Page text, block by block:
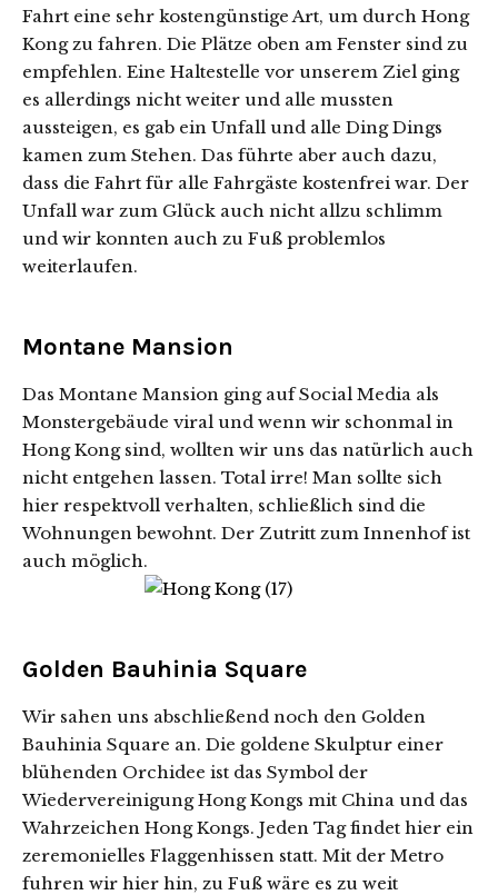
Fahrt eine sehr kostengünstige Art, um durch Hong
Kong zu fahren. Die Plätze oben am Fenster sind zu
empfehlen. Eine Haltestelle vor unserem Ziel ging
es allerdings nicht weiter und alle mussten
aussteigen, es gab ein Unfall und alle Ding Dings
kamen zum Stehen. Das führte aber auch dazu,
dass die Fahrt für alle Fahrgäste kostenfrei war. Der
Unfall war zum Glück auch nicht allzu schlimm
und wir konnten auch zu Fuß problemlos
weiterlaufen.
Montane Mansion
Das Montane Mansion ging auf Social Media als
Monstergebäude viral und wenn wir schonmal in
Hong Kong sind, wollten wir uns das natürlich auch
nicht entgehen lassen. Total irre! Man sollte sich
hier respektvoll verhalten, schließlich sind die
Wohnungen bewohnt. Der Zutritt zum Innenhof ist
auch möglich.
Golden Bauhinia Square
Wir sahen uns abschließend noch den Golden
Bauhinia Square an. Die goldene Skulptur einer
blühenden Orchidee ist das Symbol der
Wiedervereinigung Hong Kongs mit China und das
Wahrzeichen Hong Kongs. Jeden Tag findet hier ein
zeremonielles Flaggenhissen statt. Mit der Metro
fuhren wir hier hin, zu Fuß wäre es zu weit